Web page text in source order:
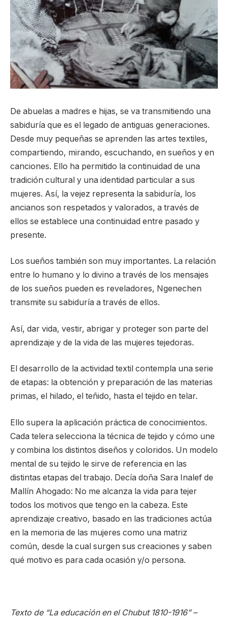
De abuelas a madres e hijas, se va transmitiendo una
sabiduría que es el legado de antiguas generaciones.
Desde muy pequeñas se aprenden las artes textiles,
compartiendo, mirando, escuchando, en sueños y en
canciones. Ello ha permitido la continuidad de una
tradición cultural y una identidad particular a sus
mujeres. Así, la vejez representa la sabiduría, los
ancianos son respetados y valorados, a través de
ellos se establece una continuidad entre pasado y
presente.
Los sueños también son muy importantes. La relación
entre lo humano y lo divino a través de los mensajes
de los sueños pueden es reveladores, Ngenechen
transmite su sabiduría a través de ellos.
Así, dar vida, vestir, abrigar y proteger son parte del
aprendizaje y de la vida de las mujeres tejedoras.
El desarrollo de la actividad textil contempla una serie
de etapas: la obtención y preparación de las materias
primas, el hilado, el teñido, hasta el tejido en telar.
Ello supera la aplicación práctica de conocimientos.
Cada telera selecciona la técnica de tejido y cómo une
y combina los distintos diseños y coloridos. Un modelo
mental de su tejido le sirve de referencia en las
distintas etapas del trabajo. Decía doña Sara Inalef de
Mallín Ahogado: No me alcanza la vida para tejer
todos los motivos que tengo en la cabeza. Este
aprendizaje creativo, basado en las tradiciones actúa
en la memoria de las mujeres como una matriz
común, desde la cual surgen sus creaciones y saben
qué motivo es para cada ocasión y/o persona.
Texto de “La educación en el Chubut 1810-1916” –